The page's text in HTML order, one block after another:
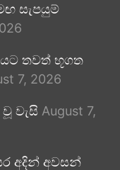
සැපයුම්
තවත් භූගත
7, 2026
වැසි August 7,
අදින් අවසන්